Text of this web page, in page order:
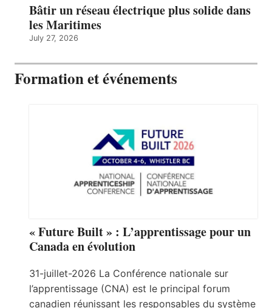
Bâtir un réseau électrique plus solide dans
les Maritimes
July 27, 2026
Formation et événements
« Future Built » : L’apprentissage pour un
Canada en évolution
31-juillet-2026 La Conférence nationale sur
l’apprentissage (CNA) est le principal forum
canadien réunissant les responsables du système